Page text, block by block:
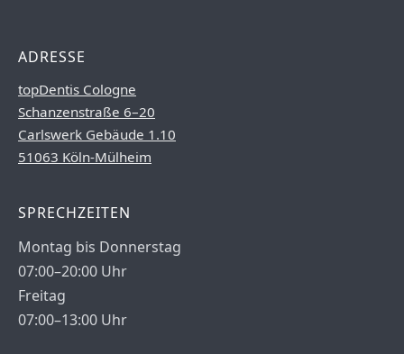
ADRESSE
topDentis Cologne
Schanzenstraße 6–20
Carlswerk Gebäude 1.10
51063 Köln-Mülheim
SPRECHZEITEN
Montag bis Donnerstag
07:00–20:00 Uhr
Freitag
07:00–13:00 Uhr